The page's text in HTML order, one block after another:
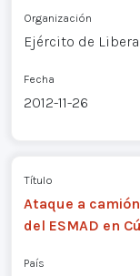
Organización
Ejército de
Fecha
2012-11-26
Título
Ataque a
del ESMAD en
País